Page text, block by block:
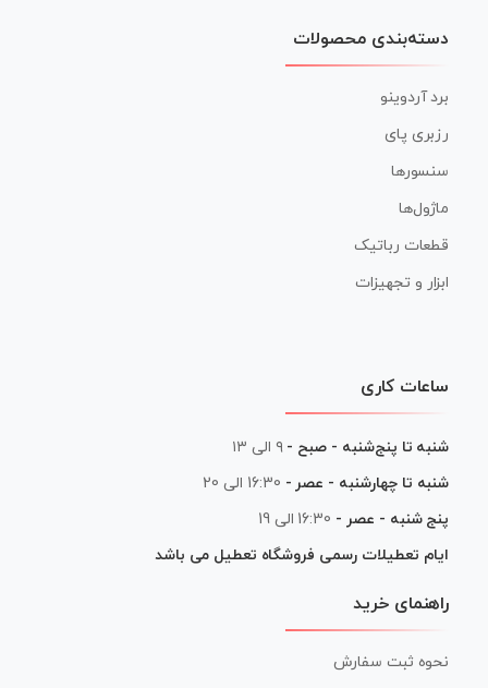
دسته‌بندی محصولات
برد آردوینو
رزبری پای
سنسورها
ماژول‌ها
قطعات رباتیک
ابزار و تجهیزات
ساعات کاری
شنبه تا پنج‌شنبه - صبح - ۹ الی ۱۳
شنبه تا چهارشنبه - عصر - 16:30 الی 20
پنج شنبه - عصر - 16:30 الی 19
ایام تعطیلات رسمی فروشگاه تعطیل می باشد
راهنمای خرید
نحوه ثبت سفارش